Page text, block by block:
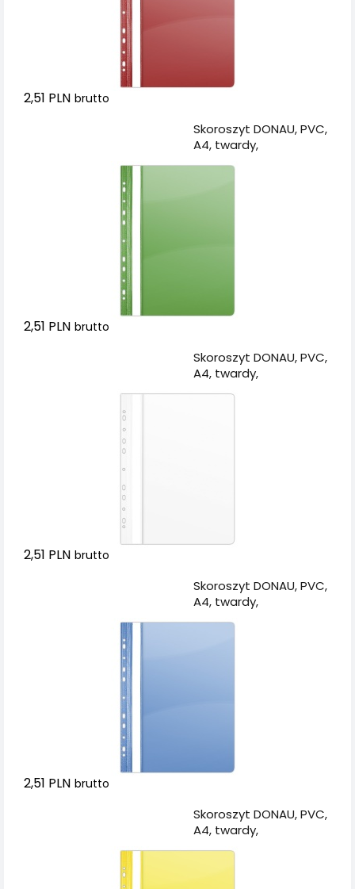
2,51 PLN brutto
Skoroszyt DONAU, PVC,
A4, twardy,
2,51 PLN brutto
Skoroszyt DONAU, PVC,
A4, twardy,
2,51 PLN brutto
Skoroszyt DONAU, PVC,
A4, twardy,
2,51 PLN brutto
Skoroszyt DONAU, PVC,
A4, twardy,